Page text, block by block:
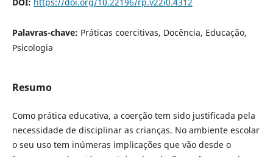
DOI: https://doi.org/10.22196/rp.v22i0.4312
Palavras-chave: Práticas coercitivas, Docência, Educação,
Psicologia
Resumo
Como prática educativa, a coerção tem sido justificada pela
necessidade de disciplinar as crianças. No ambiente escolar
o seu uso tem inúmeras implicações que vão desde o